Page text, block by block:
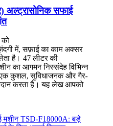
अल्ट्रासोनिक सफाई
को
में, सफ़ाई का काम अक्सर
है। 47 लीटर की
का आगमन निस्संदेह विभिन्न
कुशल, सुविधाजनक और गैर-
करता है। यह लेख आपको